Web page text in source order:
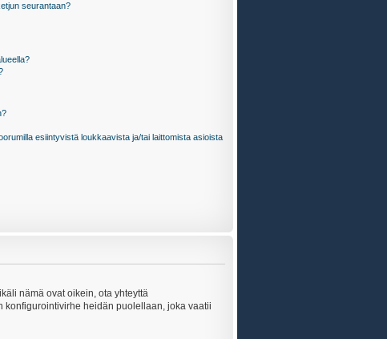
seurantaan?
esiintyvistä loukkaavista ja/tai laittomista asioista
nämä ovat oikein, ota yhteyttä
konfigurointivirhe heidän puolellaan, joka vaatii